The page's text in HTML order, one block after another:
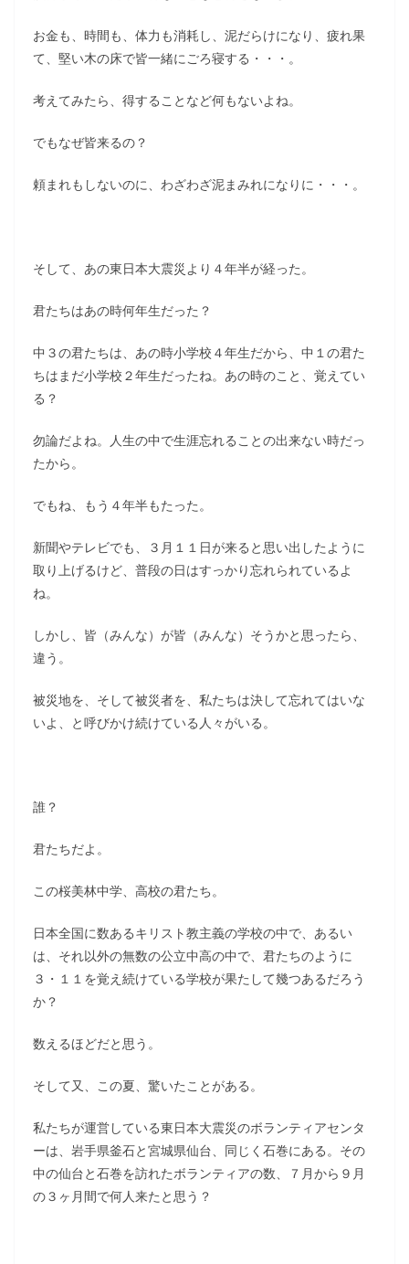
お金も、時間も、体力も消耗し、泥だらけになり、疲れ果
て、堅い木の床で皆一緒にごろ寝する・・・。
考えてみたら、得することなど何もないよね。
でもなぜ皆来るの？
頼まれもしないのに、わざわざ泥まみれになりに・・・。
そして、あの東日本大震災より４年半が経った。
君たちはあの時何年生だった？
中３の君たちは、あの時小学校４年生だから、中１の君た
ちはまだ小学校２年生だったね。あの時のこと、覚えてい
る？
勿論だよね。人生の中で生涯忘れることの出来ない時だっ
たから。
でもね、もう４年半もたった。
新聞やテレビでも、３月１１日が来ると思い出したように
取り上げるけど、普段の日はすっかり忘れられているよ
ね。
しかし、皆（みんな）が皆（みんな）そうかと思ったら、
違う。
被災地を、そして被災者を、私たちは決して忘れてはいな
いよ、と呼びかけ続けている人々がいる。
誰？
君たちだよ。
この桜美林中学、高校の君たち。
日本全国に数あるキリスト教主義の学校の中で、あるい
は、それ以外の無数の公立中高の中で、君たちのように
３・１１を覚え続けている学校が果たして幾つあるだろう
か？
数えるほどだと思う。
そして又、この夏、驚いたことがある。
私たちが運営している東日本大震災のボランティアセンタ
ーは、岩手県釜石と宮城県仙台、同じく石巻にある。その
中の仙台と石巻を訪れたボランティアの数、７月から９月
の３ヶ月間で何人来たと思う？